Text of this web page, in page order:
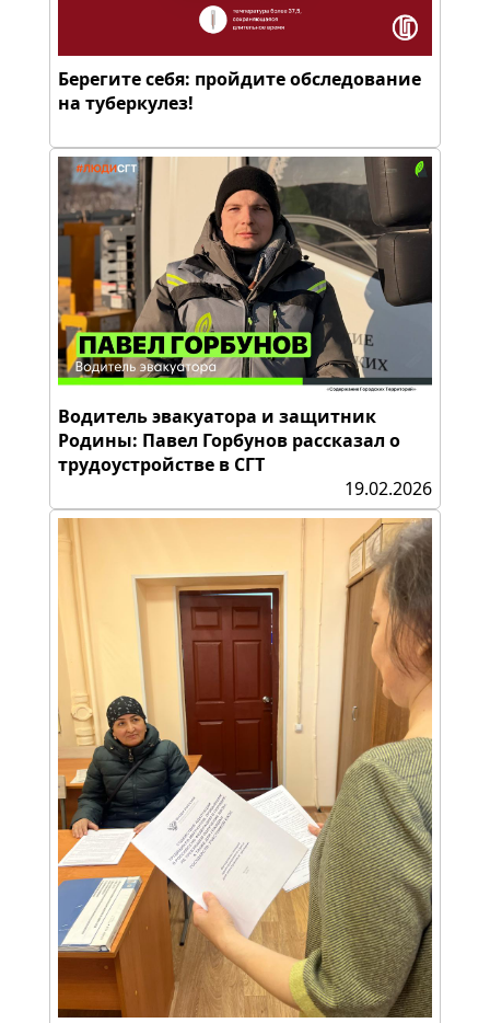
Берегите себя: пройдите обследование
на туберкулез!
Водитель эвакуатора и защитник
Родины: Павел Горбунов рассказал о
трудоустройстве в СГТ
19.02.2026